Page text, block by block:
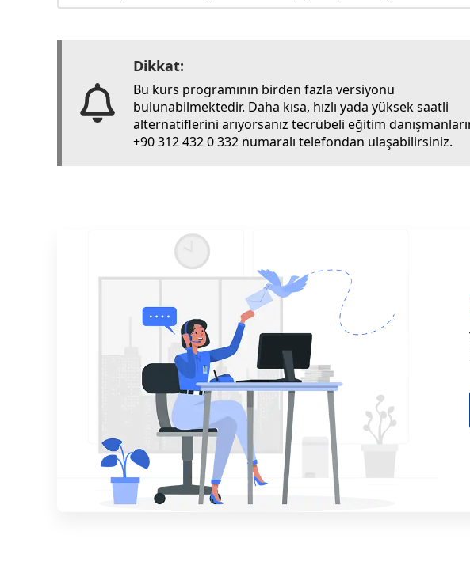
Dikkat:
Bu kurs programının birden fazla versiyonu
bulunabilmektedir. Daha kısa, hızlı yada yüksek saatli
alternatiflerini arıyorsanız tecrübeli eğitim
+90 312 432 0 332 numaralı telefondan ulaşabilirsiniz.